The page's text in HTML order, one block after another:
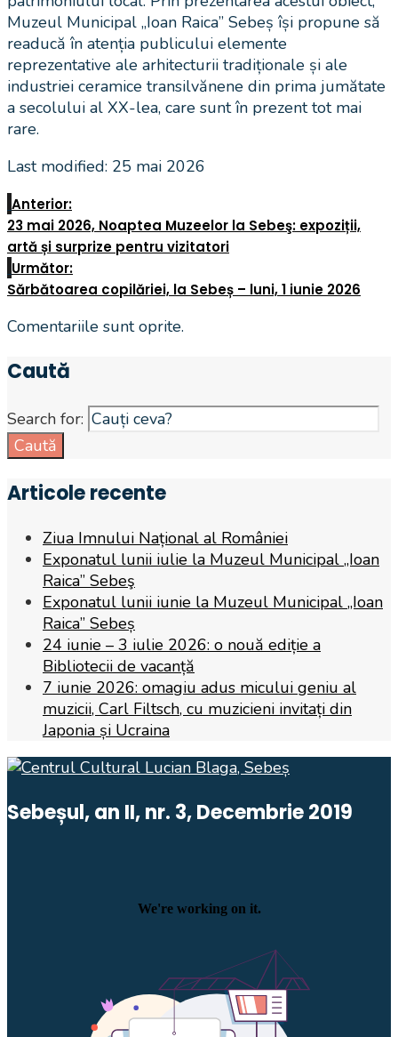
Muzeul Municipal „Ioan Raica” Sebeș își propune să
readucă în atenția publicului elemente
reprezentative ale arhitecturii tradiționale și ale
industriei ceramice transilvănene din prima jumătate
a secolului al XX-lea, care sunt în prezent tot mai
rare.
Last modified: 25 mai 2026
Anterior:
23 mai 2026, Noaptea Muzeelor la Sebeş: expoziții,
artă și surprize pentru vizitatori
Următor:
Sărbătoarea copilăriei, la Sebeș – luni, 1 iunie 2026
Comentariile sunt oprite.
Caută
Search for:
Caută
Articole recente
Ziua Imnului Național al României
Exponatul lunii iulie la Muzeul Municipal „Ioan
Raica” Sebeş
Exponatul lunii iunie la Muzeul Municipal „Ioan
Raica” Sebeș
24 iunie – 3 iulie 2026: o nouă ediție a
Bibliotecii de vacanță
7 iunie 2026: omagiu adus micului geniu al
muzicii, Carl Filtsch, cu muzicieni invitați din
Japonia și Ucraina
Sebeșul, an II, nr. 3, Decembrie 2019